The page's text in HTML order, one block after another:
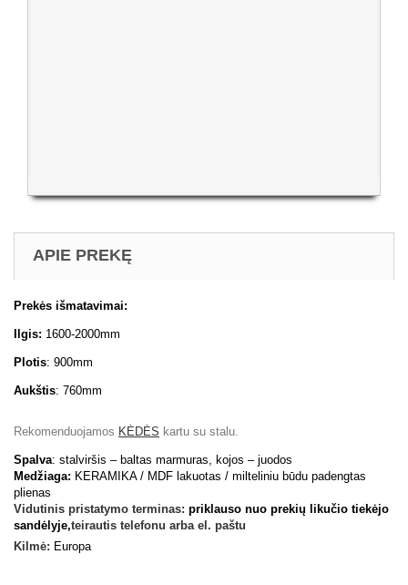
APIE PREKĘ
Prekės išmatavimai:
Ilgis: 1600-2000mm
Plotis: 900mm
Aukštis: 760mm
Rekomenduojamos KĖDĖS kartu su stalu.
Spalva: stalviršis – baltas marmuras, kojos – juodos
Medžiaga: KERAMIKA / MDF lakuotas / milteliniu būdu padengtas
plienas
Vidutinis pristatymo terminas: priklauso nuo prekių likučio tiekėjo
sandėlyje,teirautis telefonu arba el. paštu
Kilmė: Europa